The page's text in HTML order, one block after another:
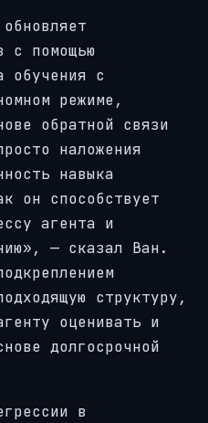
с помощью
обучения с
режиме,
обратной связи
наложения
навыка
он способствует
агента и
— сказал Ван.
структуру,
оценивать и
долгосрочной
в